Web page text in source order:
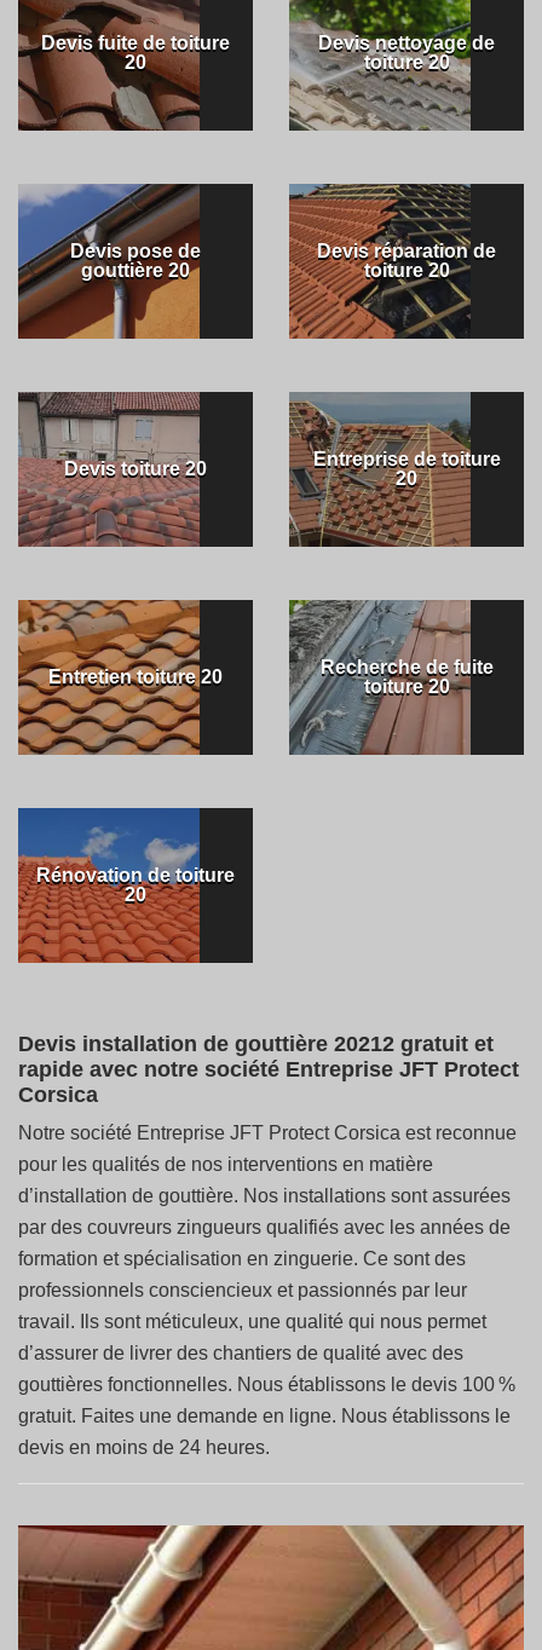
Devis fuite de toiture
20
Devis nettoyage de
toiture 20
Devis pose de
gouttière 20
Devis réparation de
toiture 20
Devis toiture 20
Entreprise de toiture
20
Entretien toiture 20
Recherche de fuite
toiture 20
Rénovation de toiture
20
Devis installation de gouttière 20212 gratuit et
rapide avec notre société Entreprise JFT Protect
Corsica
Notre société Entreprise JFT Protect Corsica est reconnue
pour les qualités de nos interventions en matière
d’installation de gouttière. Nos installations sont assurées
par des couvreurs zingueurs qualifiés avec les années de
formation et spécialisation en zinguerie. Ce sont des
professionnels consciencieux et passionnés par leur
travail. Ils sont méticuleux, une qualité qui nous permet
d’assurer de livrer des chantiers de qualité avec des
gouttières fonctionnelles. Nous établissons le devis 100 %
gratuit. Faites une demande en ligne. Nous établissons le
devis en moins de 24 heures.